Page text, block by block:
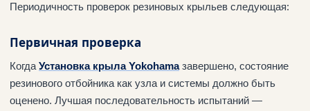
Периодичность проверок резиновых крыльев следующая:
Первичная проверка
КогдаУстановка крыла Yokohamaзавершено, состояние
резинового отбойника как узла и системы должно быть
оценено. Лучшая последовательность испытаний —